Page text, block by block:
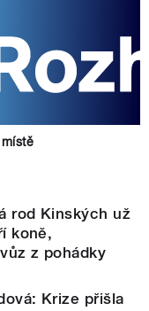
rod Kinských už
koně,
z pohádky
Krize přišla